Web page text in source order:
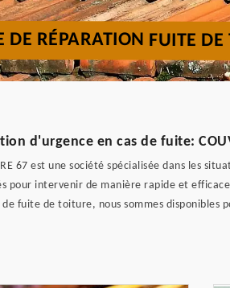
DE RÉPARATION FUITE
d'urgence en cas de fuite:
67 est une société spécialisée dans les
pour intervenir de manière rapide et
de fuite de toiture, nous sommes